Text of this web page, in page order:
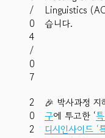
/
0
4
/
0
7
Linguistics
습니다.
2
0
2
🎉 박사과정 지
구에 투고한 ‘
디시인사이드 ‘